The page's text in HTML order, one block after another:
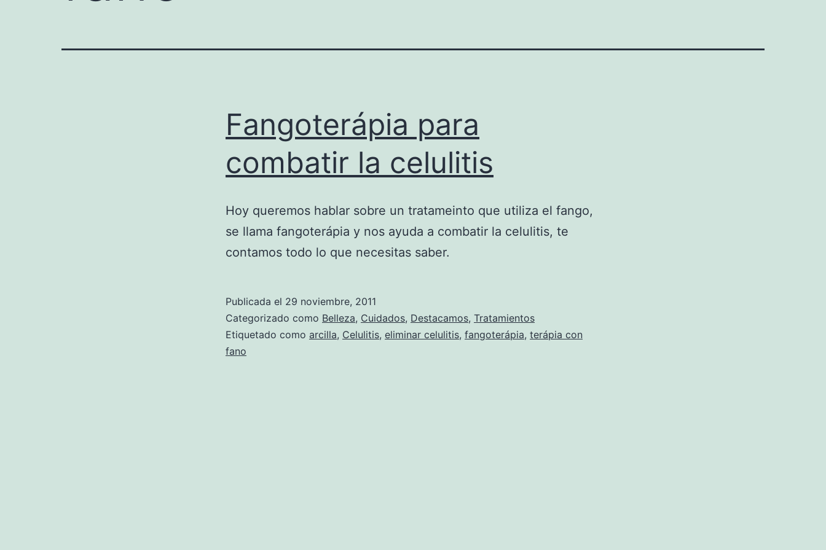
Fangoterápia para
combatir la celulitis
Hoy queremos hablar sobre un tratameinto que utiliza el fango,
se llama fangoterápia y nos ayuda a combatir la celulitis, te
contamos todo lo que necesitas saber.
Publicada el 29 noviembre, 2011
Categorizado como Belleza, Cuidados, Destacamos, Tratamientos
Etiquetado como arcilla, Celulitis, eliminar celulitis, fangoterápia, terápia con
fano